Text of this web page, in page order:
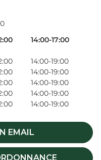
14:00-17:00
14:00-19:00
14:00-19:00
14:00-19:00
14:00-19:00
14:00-19:00
EMAIL